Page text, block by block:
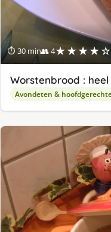
⏱ 30 min👥 4★★★★☆
Worstenbrood : heel
Avondeten &